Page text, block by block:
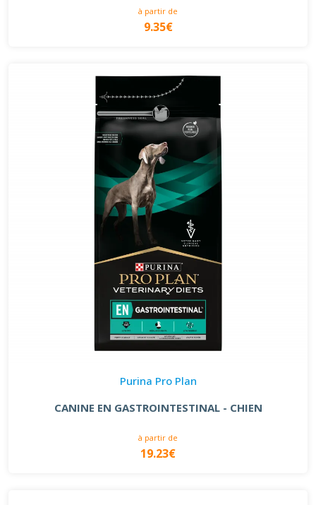
à partir de
9.35€
Purina Pro Plan
CANINE EN GASTROINTESTINAL - CHIEN
à partir de
19.23€